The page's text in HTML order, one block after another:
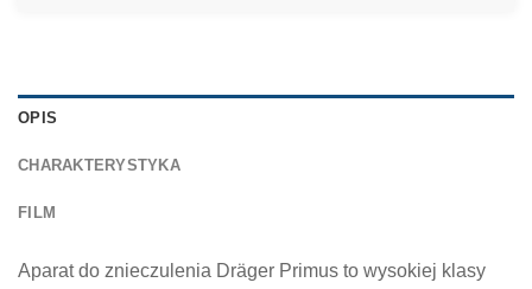
OPIS
CHARAKTERYSTYKA
FILM
Aparat do znieczulenia Dräger Primus to wysokiej klasy